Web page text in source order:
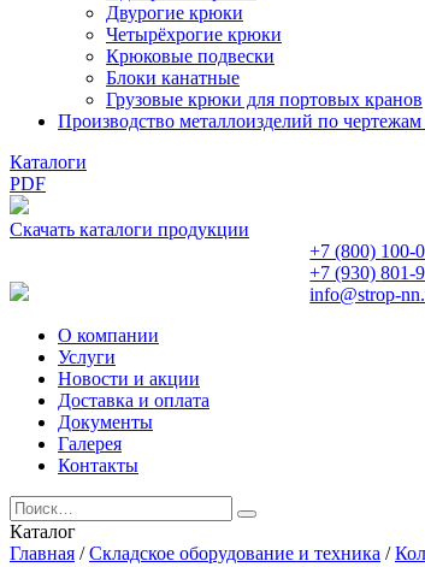
Двурогие крюки
Четырёхрогие крюки
Крюковые подвески
Блоки канатные
Грузовые крюки для портовых кранов
Производство металлоизделий по чертежам
Каталоги
PDF
Скачать каталоги продукции
+7 (800) 100-
+7 (930)801-
info@strop-
О компании
Услуги
Новости и акции
Доставка и оплата
Документы
Галерея
Контакты
Каталог
Главная /Складское оборудование и техника /